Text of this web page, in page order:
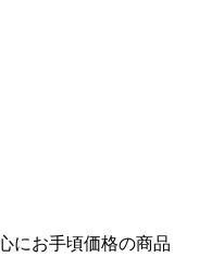
にお手頃価格の商品